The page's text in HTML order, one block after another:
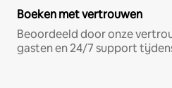
Boeken met vertrouwen
Beoordeeld door onze
gasten en 24/7 support